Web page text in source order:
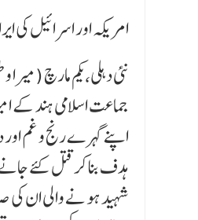
امریکہ اور اسرائیل
نئی دہلی،یکم مارچ
جماعت اسلامی ہند کے
اپنے گہرے رنج و غم اور
ہدف بنا کر قتل کئے
شہید ہو نے والی ان کی